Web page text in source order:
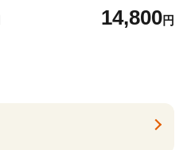
キリンビール 一番搾り ビー
ル 24缶 きりんいちばんしぼ
14,800円